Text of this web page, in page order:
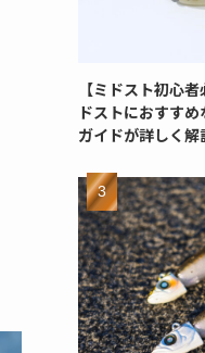
【ミドスト初心
ドストにおすす
ガイドが詳しく解